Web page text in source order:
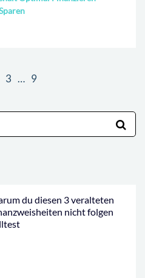
3 … 9
du diesen 3 veralteten
nicht folgen